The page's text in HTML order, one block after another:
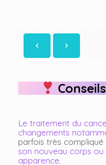
Le traitement du
changements
parfois très compliqué
son nouveau corps
apparence.